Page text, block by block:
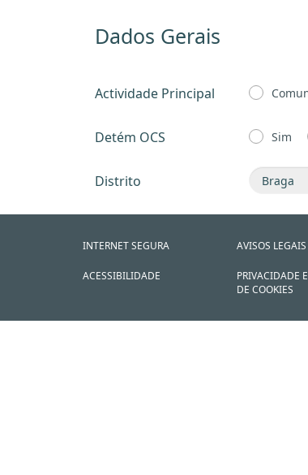
Dados Gerais
Actividade Principal
Detém OCS Sim
Distrito
INTERNET SEGURA
ACESSIBILIDADE
AVISOS LEGAIS
PRIVACIDADE
DE COOKIES